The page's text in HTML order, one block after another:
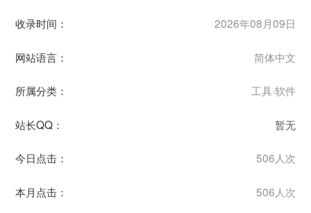
收录时间： 2026年08月09日
网站语言： 简体中文
所属分类： 工具·软件
站长QQ： 暂无
今日点击： 506人次
本月点击： 506人次